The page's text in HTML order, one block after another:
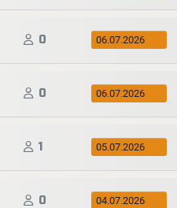
0 06.07.2026
0 06.07.2026
1 05.07.2026
0 04.07.2026